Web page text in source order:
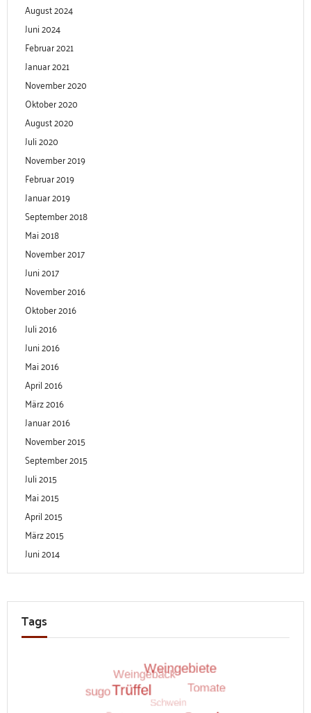
August 2024
Juni 2024
Februar 2021
Januar 2021
November 2020
Oktober 2020
August 2020
Juli 2020
November 2019
Februar 2019
Januar 2019
September 2018
Mai 2018
November 2017
Juni 2017
November 2016
Oktober 2016
Juli 2016
Juni 2016
Mai 2016
April 2016
März 2016
Januar 2016
November 2015
September 2015
Juli 2015
Mai 2015
April 2015
März 2015
Juni 2014
Tags